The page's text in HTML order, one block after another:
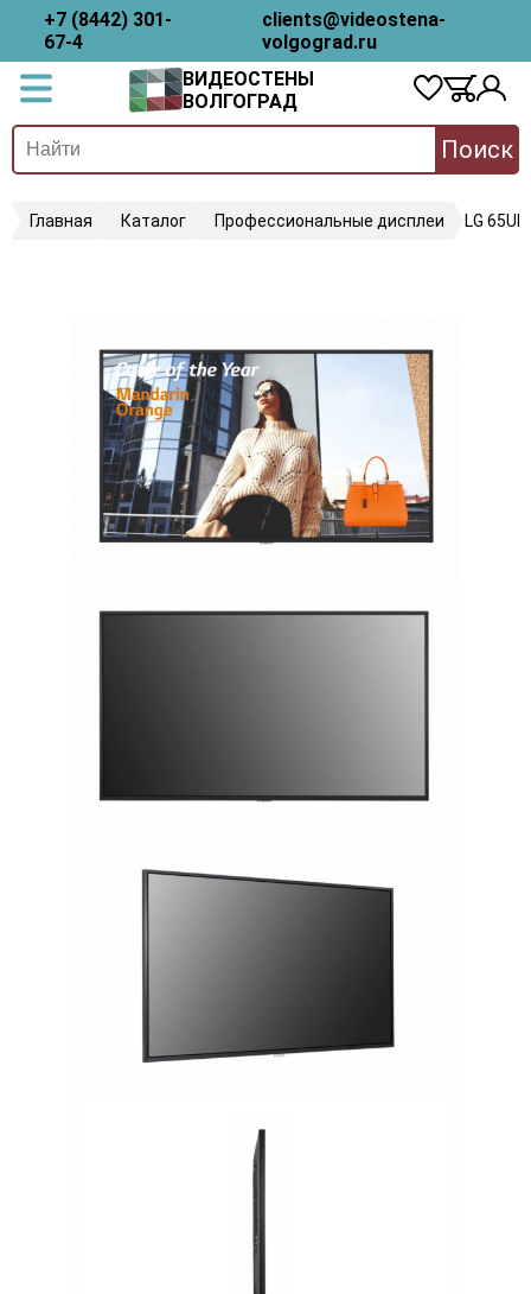
+7 (8442) 301-
67-4
clients@videostena-
volgograd.ru
ВИДЕОСТЕНЫ
ВОЛГОГРАД
Поиск
Главная Каталог Профессиональные дисплеи LG